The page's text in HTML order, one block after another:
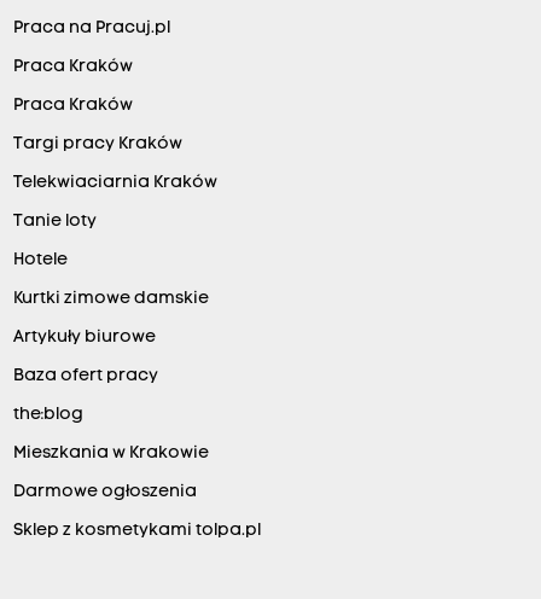
Praca na Pracuj.pl
Praca Kraków
Praca Kraków
Targi pracy Kraków
Telekwiaciarnia Kraków
Tanie loty
Hotele
Kurtki zimowe damskie
Artykuły biurowe
Baza ofert pracy
the:blog
Mieszkania w Krakowie
Darmowe ogłoszenia
Sklep z kosmetykami tolpa.pl